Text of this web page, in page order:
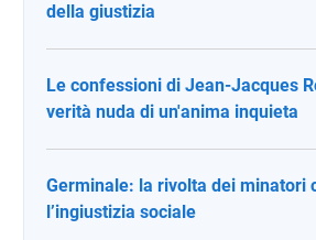
della giustizia
Le confessioni di Jean-Jacques
verità nuda di un'anima inquieta
Germinale: la rivolta dei minatori
l’ingiustizia sociale